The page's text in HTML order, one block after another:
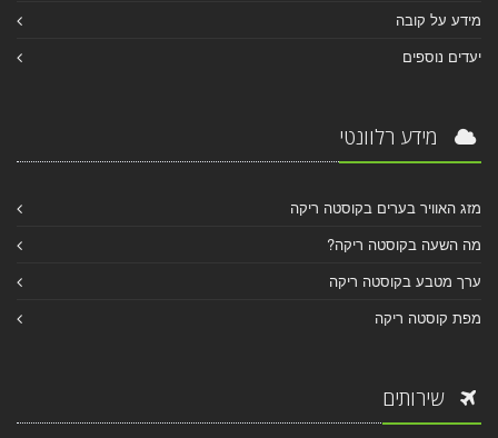
מידע על קובה
יעדים נוספים
מידע רלוונטי
מזג האוויר בערים בקוסטה ריקה
מה השעה בקוסטה ריקה?
ערך מטבע בקוסטה ריקה
מפת קוסטה ריקה
שירותים